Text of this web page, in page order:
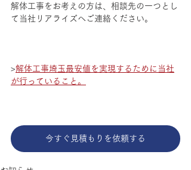
解体工事をお考えの方は、相談先の一つとし
て当社リアライズへご連絡ください。
>解体工事埼玉最安値を実現するために当社
が行っていること。
今すぐ見積もりを依頼する